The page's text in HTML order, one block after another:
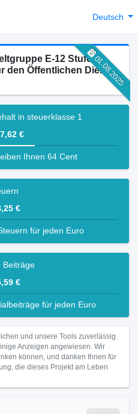
Deutsch
01.08.2025
E-12 Stufe 2
den Öffentlichen Dienst
in steuerklasse 1
€
Ihnen 64 Cent
€
für jeden Euro
Beiträge
€
für jeden Euro
und unsere Tools zuverlässig
Anzeigen angewiesen. Wir
können, und danken Ihnen für
die dieses Projekt am Leben